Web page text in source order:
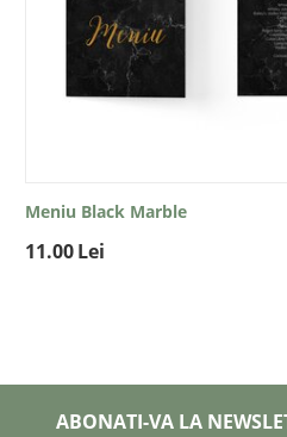
Meniu Black Marble
11.00Lei
ABONATI-VA LA